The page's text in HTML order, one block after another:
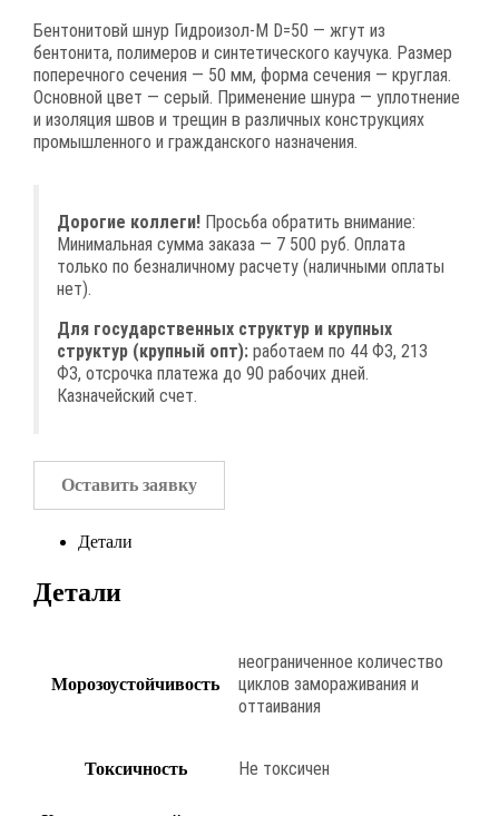
Бентонитовй шнур Гидроизол-М D=50 — жгут из
бентонита, полимеров и синтетического каучука. Размер
поперечного сечения — 50 мм, форма сечения — круглая.
Основной цвет — серый. Применение шнура — уплотнение
и изоляция швов и трещин в различных конструкциях
промышленного и гражданского назначения.
Дорогие коллеги! Просьба обратить внимание:
Минимальная сумма заказа — 7 500 руб. Оплата
только по безналичному расчету (наличными оплаты
нет).
Для государственных структур и крупных
структур (крупный опт): работаем по 44 ФЗ, 213
ФЗ, отсрочка платежа до 90 рабочих дней.
Казначейский счет.
Оставить заявку
Детали
Детали
Морозоустойчивость
неограниченное количество
циклов замораживания и
оттаивания
Токсичность Не токсичен